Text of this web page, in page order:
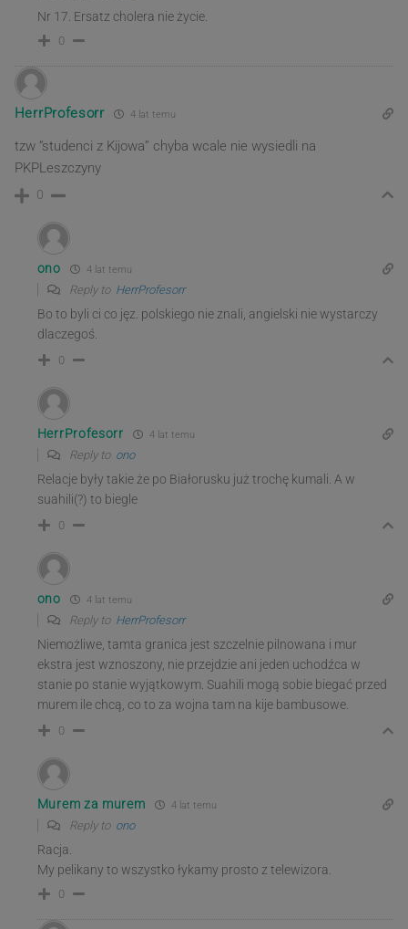
Nr 17. Ersatz cholera nie życie.
0
HerrProfesorr 4 lat temu
tzw “studenci z Kijowa” chyba wcale nie wysiedli na
PKPLeszczyny
0
ono 4 lat temu
Reply to HerrProfesorr
Bo to byli ci co jęz. polskiego nie znali, angielski nie wystarczy
dlaczegoś.
0
HerrProfesorr 4 lat temu
Reply to ono
Relacje były takie że po Białorusku już trochę kumali. A w
suahili(?) to biegle
0
ono 4 lat temu
Reply to HerrProfesorr
Niemożliwe, tamta granica jest szczelnie pilnowana i mur
ekstra jest wznoszony, nie przejdzie ani jeden uchodźca w
stanie po stanie wyjątkowym. Suahili mogą sobie biegać przed
murem ile chcą, co to za wojna tam na kije bambusowe.
0
Murem za murem 4 lat temu
Reply to ono
Racja.
My pelikany to wszystko łykamy prosto z telewizora.
0